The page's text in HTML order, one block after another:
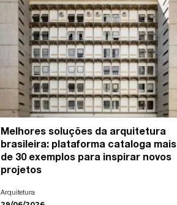
Melhores soluções da arquitetura
brasileira: plataforma cataloga mais
de 30 exemplos para inspirar novos
projetos
Arquitetura